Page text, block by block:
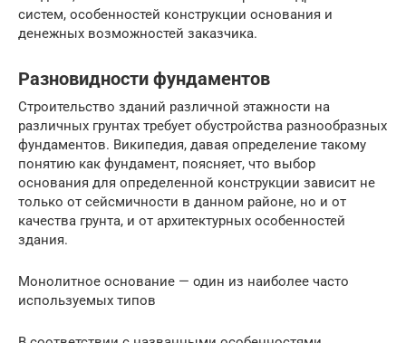
систем, особенностей конструкции основания и
денежных возможностей заказчика.
Разновидности фундаментов
Строительство зданий различной этажности на
различных грунтах требует обустройства разнообразных
фундаментов. Википедия, давая определение такому
понятию как фундамент, поясняет, что выбор
основания для определенной конструкции зависит не
только от сейсмичности в данном районе, но и от
качества грунта, и от архитектурных особенностей
здания.
Монолитное основание — один из наиболее часто
используемых типов